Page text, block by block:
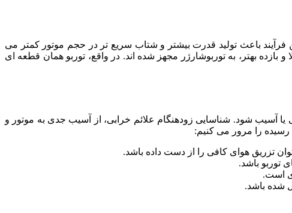
فرآیند باعث تولید قدرت بیشتر و شتاب سریع تر در حجم موتور کمتر می
بهتر، به توربوشارژر مجهز شده اند. در واقع، توربو همان قطعه ای
آسیب شود. شناسایی زودهنگام علائم خرابی، از آسیب جدی به موتور و
رسیده را مرور می کنیم:
تزریق هوای کافی را از دست داده باشد.
توربو باشد.
است.
شده باشد.